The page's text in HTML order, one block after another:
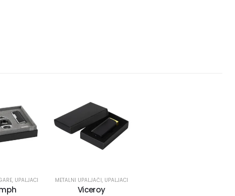
, UPALJACI METALNI UPALJAČI, UPALJACI
Viceroy